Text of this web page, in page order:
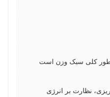
طور کلی سبک وزن است
ریزی، نظارت بر انرژی